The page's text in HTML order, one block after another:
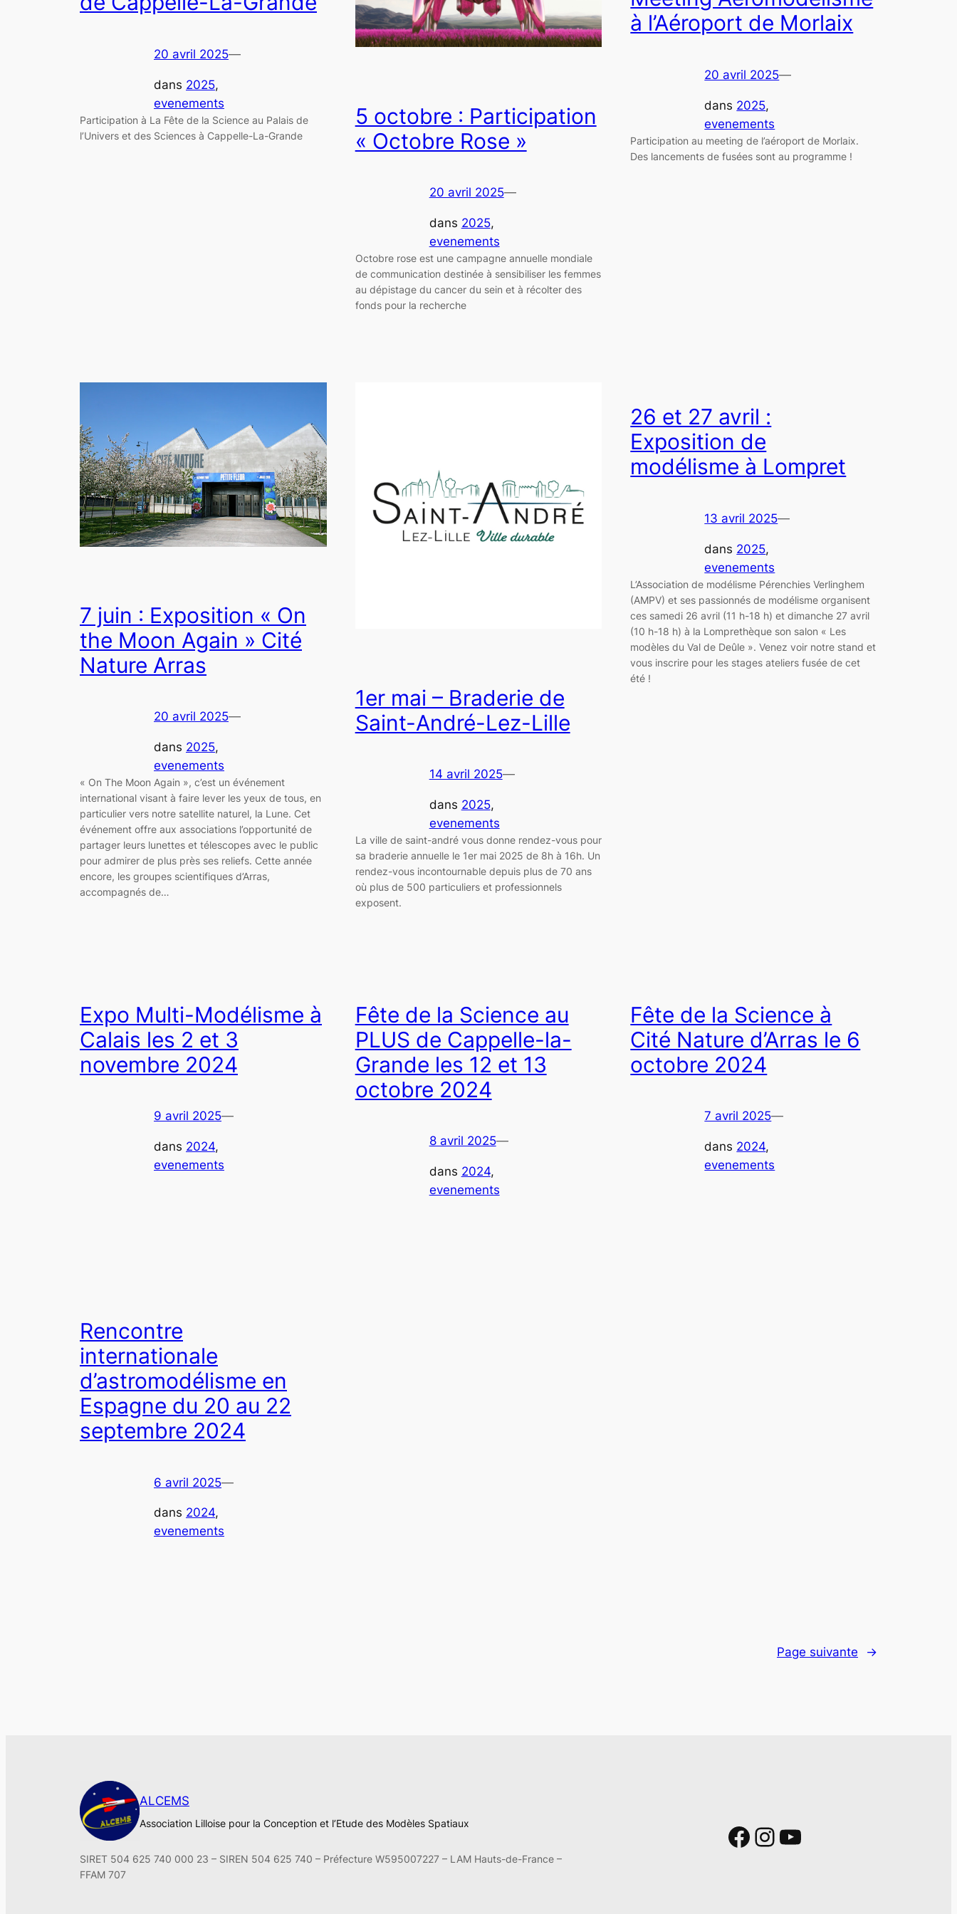
20 avril 2025—
dans 2025
evenements
Participation à La Fête de la Science au Palais de
l’Univers et des Sciences à Cappelle-La-Grande
5 octobre : Participation
« Octobre Rose »
20 avril 2025—
dans 2025
evenements
Octobre rose est une campagne annuelle mondiale
de communication destinée à sensibiliser les femmes
au dépistage du cancer du sein et à récolter des
fonds pour la recherche
à l’Aéroport de Morlaix
20 avril 2025—
dans 2025
evenements
Participation au meeting de l’aéroport de Morlaix.
Des lancements de fusées sont au programme !
7 juin : Exposition « On
the Moon Again » Cité
Nature Arras
20 avril 2025—
dans 2025
evenements
« On The Moon Again », c’est un événement
international visant à faire lever les yeux de tous, en
particulier vers notre satellite naturel, la Lune. Cet
événement offre aux associations l’opportunité de
partager leurs lunettes et télescopes avec le public
pour admirer de plus près ses reliefs. Cette année
encore, les groupes scientifiques d’Arras,
accompagnés de…
1er mai – Braderie de
Saint-André-Lez-Lille
14 avril 2025—
dans 2025
evenements
La ville de saint-andré vous donne rendez-vous pour
sa braderie annuelle le 1er mai 2025 de 8h à 16h. Un
rendez-vous incontournable depuis plus de 70 ans
où plus de 500 particuliers et professionnels
exposent.
26 et 27 avril :
Exposition de
modélisme à Lompret
13 avril 2025—
dans 2025
evenements
L’Association de modélisme Pérenchies Verlinghem
(AMPV) et ses passionnés de modélisme organisent
ces samedi 26 avril (11 h-18 h) et dimanche 27 avril
(10 h-18 h) à la Lomprethèque son salon « Les
modèles du Val de Deûle ». Venez voir notre stand et
vous inscrire pour les stages ateliers fusée de cet
été !
Expo Multi-Modélisme à
Calais les 2 et 3
novembre 2024
9 avril 2025—
dans 2024
evenements
Fête de la Science au
PLUS de Cappelle-la-
Grande les 12 et 13
octobre 2024
8 avril 2025—
dans 2024
evenements
Fête de la Science à
Cité Nature d’Arras le 6
octobre 2024
7 avril 2025—
dans 2024
evenements
Rencontre
internationale
d’astromodélisme en
Espagne du 20 au 22
septembre 2024
6 avril 2025—
dans 2024
evenements
Page suivante →
ALCEMS
Association Lilloise pour la Conception et l’Etude des Modèles Spatiaux
SIRET 504 625 740 000 23 – SIREN 504 625 740 – Préfecture W595007227 – LAM Hauts-de-France –
FFAM 707
Facebook Instagram YouTube